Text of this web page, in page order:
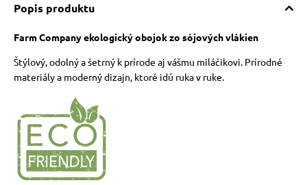
Popis produktu
Farm Company ekologický obojok zo sójových vlákien
Štýlový, odolný a šetrný k prírode aj vášmu miláčikovi. Prírodné
materiály a moderný dizajn, ktoré idú ruka v ruke.